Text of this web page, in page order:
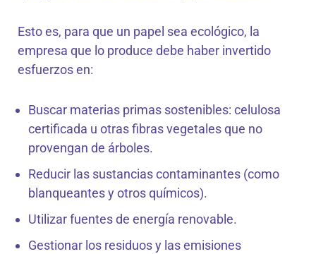
Esto es, para que un papel sea ecológico, la
empresa que lo produce debe haber invertido
esfuerzos en:
Buscar materias primas sostenibles: celulosa
certificada u otras fibras vegetales que no
provengan de árboles.
Reducir las sustancias contaminantes (como
blanqueantes y otros químicos).
Utilizar fuentes de energía renovable.
Gestionar los residuos y las emisiones